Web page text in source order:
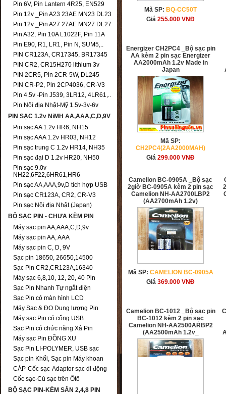
Pin 6V, Pin Lantern 4R25, EN529
Pin 12v _Pin A23 23AE MN23 DL23
Pin 12v _Pin A27 27AE MN27 DL27
Pin A32, Pin 10A L1022F, Pin 11A
Pin E90, R1, LR1, Pin N, SUM5,..
PIN CR123A, CR17345, BR17345
PIN CR2, CR15H270 lithium 3v
PIN 2CR5, Pin 2CR-5W, DL245
PIN CR-P2, Pin 2CP4036, CR-V3
Pin 4.5v -Pin J539, 3LR12, 4LR61,..
Pin Nội địa Nhật-Mỹ 1.5v-3v-6v
PIN SẠC 1.2v NiMH AA,AAA,C,D,9V
Pin sạc AA 1.2v HR6, NH15
Pin sạc AAA 1.2v HR03, NH12
Pin sạc trung C 1.2v HR14, NH35
Pin sạc đại D 1.2v HR20, NH50
Pin sạc 9.0v
NH22,6F22,6HR61,HR6
Pin sạc AA,AAA,9v,D tích hợp USB
Pin sạc CR123A, CR2, CR-V3
Pin sạc Nội địa Nhật (Japan)
BỘ SẠC PIN - CHƯA KÈM PIN
Máy sạc pin AA,AAA,C,D,9v
Máy sạc pin AA, AAA
Máy sạc pin C, D, 9V
Sạc pin 18650, 26650,14500
Sạc Pin CR2,CR123A,16340
Máy sạc 6,8,10, 12, 20, 40 Pin
Sạc Pin Nhanh Tự ngắt điện
Sạc Pin có màn hình LCD
Máy Sạc & ĐO Dung lượng Pin
Máy sạc Pin có cổng USB
Sạc Pin có chức năng Xả Pin
Máy sạc Pin ĐỒNG XU
Sạc Pin LI-POLYMER, USB sạc
Sạc pin Khối, Sạc pin Máy khoan
CÁP-Cốc sạc-Adaptor sạc di động
Cốc sạc-Củ sạc trên Ôtô
BỘ SẠC PIN-KÈM SẲN 2,4,8 PIN
Mã SP: BQ-CC50T
Giá255.000VNĐ
Energizer CH2PC4 _Bộ sạc pin
AA kèm 2 pin sạc Energizer
AA2000mAh 1.2v Made in
Japan
Mã SP:
CH2PC4(2AA2000MAH)
Giá299.000VNĐ
Camelion BC-0905A _Bộ sạc
2giờ BC-0905A kèm 2 pin sạc
Camelion NH-AA2700LBP2
(AA2700mAh 1.2v)
Mã SP: CAMELION BC-0905A
Giá369.000VNĐ
Camelion BC-1012 _Bộ sạc pin
BC-1012 kèm 2 pin sạc
Camelion NH-AA2500ARBP2
(AA2500mAh 1.2v_